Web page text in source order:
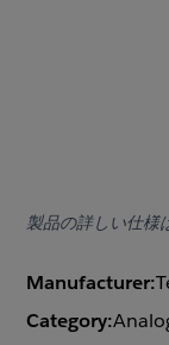
製品の詳しい仕様
Manufacturer:
Category: